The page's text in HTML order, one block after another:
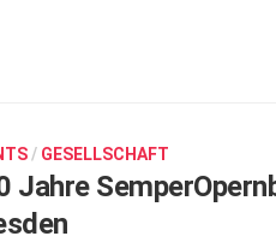
/ GESELLSCHAFT
Jahre